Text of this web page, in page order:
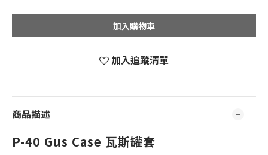
加入購物車
加入追蹤清單
商品描述
P-40 Gus Case 瓦斯罐套